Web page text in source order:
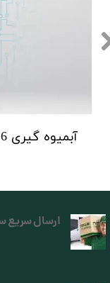
ارسال سریع